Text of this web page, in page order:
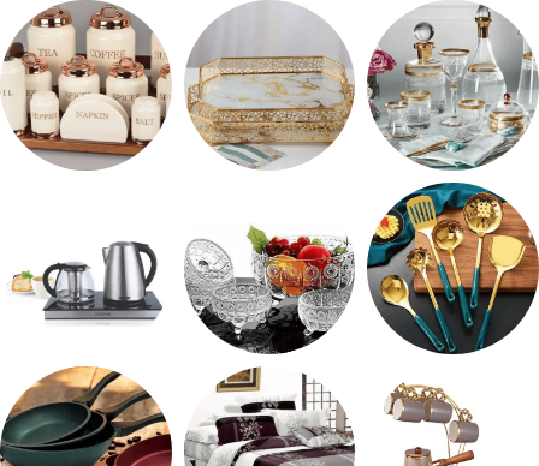
طقم ميلامين ترمس شاي رفايع المطبخ
شربات وكاسات
طقم خشاف ادوات كهربائية